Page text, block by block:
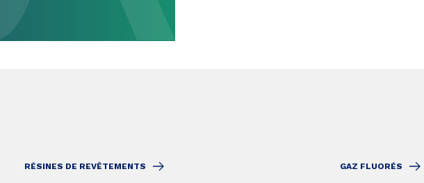
RÉSINES DE REVÊTEMENTS GAZ FLUORÉS